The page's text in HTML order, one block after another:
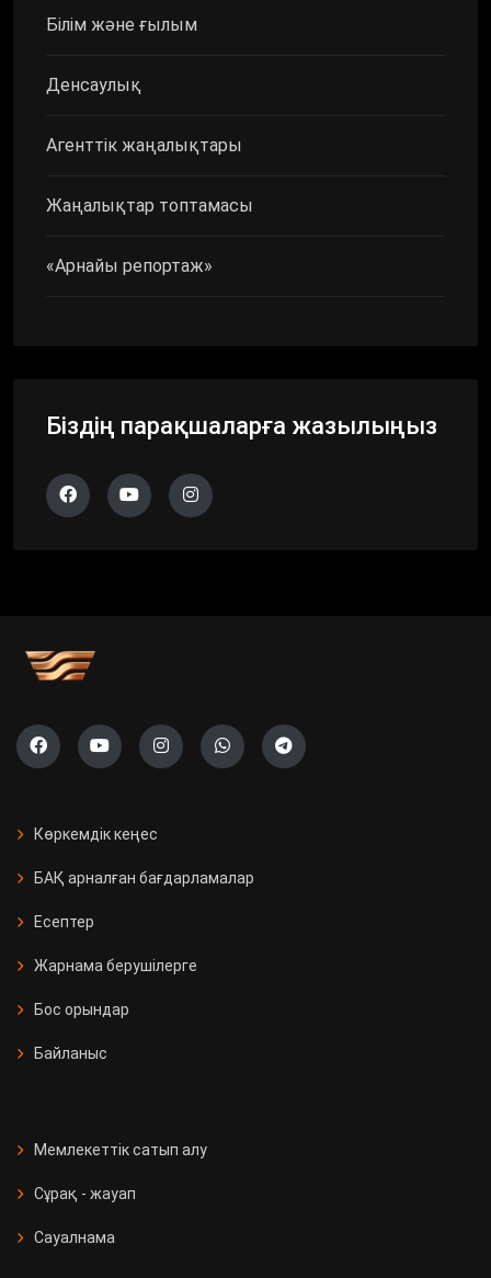
Білім және ғылым
Денсаулық
Агенттік жаңалықтары
Жаңалықтар топтамасы
«Арнайы репортаж»
Біздің парақшаларға жазылыңыз
Көркемдік кеңес
БАҚ арналған бағдарламалар
Есептер
Жарнама берушілерге
Бос орындар
Байланыс
Мемлекеттік сатып алу
Сұрақ - жауап
Сауалнама